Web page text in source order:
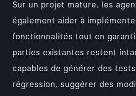
Sur un projet mature, les
également aider à
fonctionnalités tout en
parties existantes restent
capables de générer des
régression, suggérer des